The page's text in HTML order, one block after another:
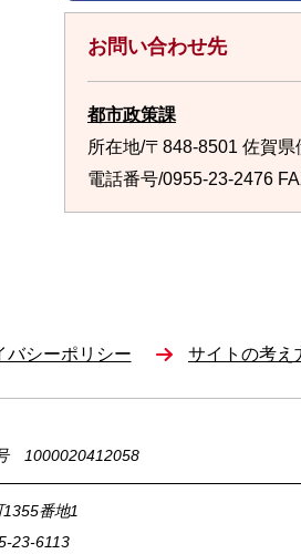
お問い合わせ先
都市政策課
所在地/〒848-8501 佐賀
電話番号/0955-23-2476
バシーポリシー サイトの考え
1000020412058
番地1
23-6113